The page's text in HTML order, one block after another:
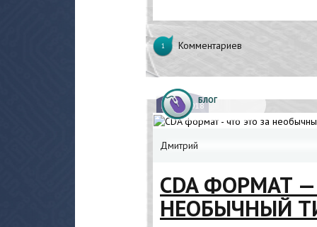
1 Комментариев
18.03.2018
БЛОГ
Дмитрий
CDA ФОРМАТ
НЕОБЫЧНЫЙ